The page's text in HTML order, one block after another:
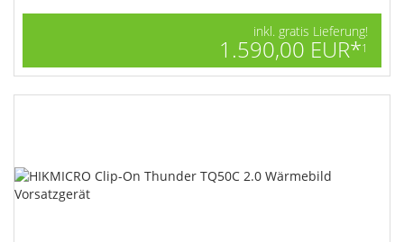
inkl. gratis Lieferung!
1.590,00 EUR*1